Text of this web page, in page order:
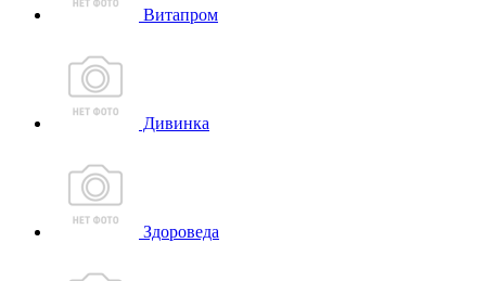
Витапром
Дивинка
Здороведа